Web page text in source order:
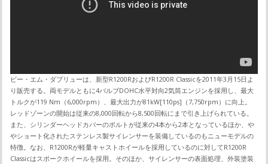
ビー・エム・ダブリューは、新型R1200RおよびR1200R Classicを2011年3月15日よ
り販売する。両モデルともに4バルブDOHC水平対向2気筒エンジンを採用し、最大
トルクが119 Nm（6,000rpm）、最大出力が81kW[110ps]（7,750rpm）に向上。
レッドゾーンの開始は従来の8,000回転から8,500回転にまで引き上げられている。
また、シリンダーヘッドカバーのボルトが従来の4本から2本となっているほか、や
やショート化されたステンレス製サイレンサーを装備しているのもニューモデルの
特徴。なお、R1200Rが軽量キャストホイールを採用しているのに対してR1200R
Classicはスポークホイールを採用。そのほか、サイレンサーの表面処理、外装塗装